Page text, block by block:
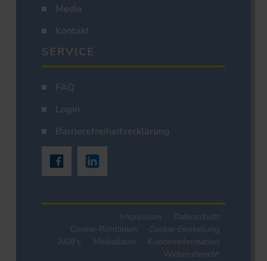
Media
Kontakt
SERVICE
FAQ
Login
Barrierefreiheitserklärung
Impressum
Datenschutz
Cookie-Richtlinien
Cookie-Einstellung
AGB's
Mediadaten
Kundeninformation
Widerrufsrecht